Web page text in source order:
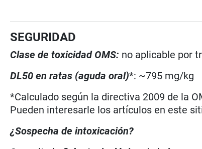
SEGURIDAD
Clase de toxicidad OMS: no aplicable por
DL50 en ratas (aguda oral)*: ~795 mg/kg
*Calculado según la directiva 2009 de la
Pueden interesarle los artículos en este
¿Sospecha de intoxicación?